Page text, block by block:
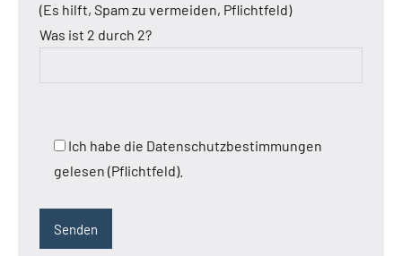
(Es hilft, Spam zu vermeiden, Pflichtfeld)
Was ist 2 durch 2?
Ich habe die Datenschutzbestimmungen
gelesen (Pflichtfeld).